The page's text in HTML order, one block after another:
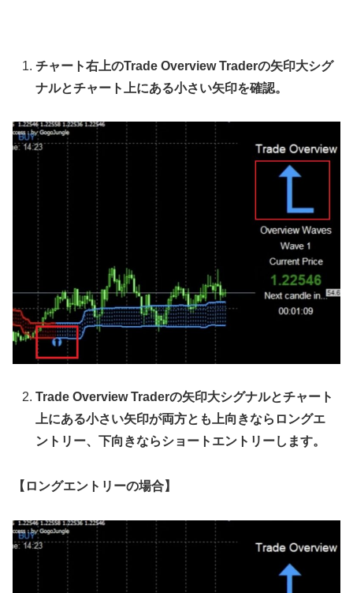
チャート右上のTrade Overview Traderの矢印大シグ
ナルとチャート上にある小さい矢印を確認。
Trade Overview Traderの矢印大シグナルとチャート
上にある小さい矢印が両方とも上向きならロングエ
ントリー、下向きならショートエントリーします。
【ロングエントリーの場合】